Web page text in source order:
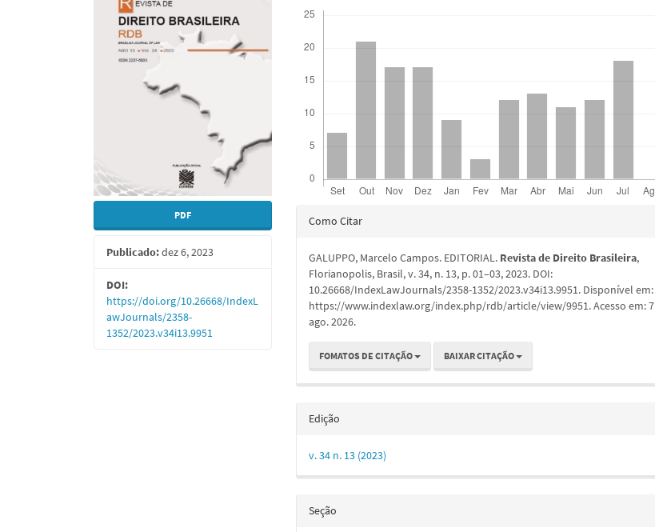
de
artigos
PDF
Publicado:dez 6, 2023
DOI:
https://doi.org/10.26668/IndexL
awJournals/2358-
1352/2023.v34i13.9951
artigo
principal
Detalhes
artigo
Como Citar
GALUPPO, Marcelo Campos. EDITORIAL. Revista de Direito Brasileira,
Florianopolis, Brasil, v. 34, n. 13, p. 01–03, 2023. DOI:
10.26668/IndexLawJournals/2358-1352/2023.v34i13.9951. Disponível em:
https://www.indexlaw.org/index.php/rdb/article/view/9951. Acesso em: 7
ago. 2026.
FOMATOS DE CITAÇÃO BAIXAR CITAÇÃO
Edição
v. 34 n. 13 (2023)
Seção